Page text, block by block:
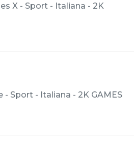
X - Sport - Italiana - 2K
Sport - Italiana - 2K GAMES